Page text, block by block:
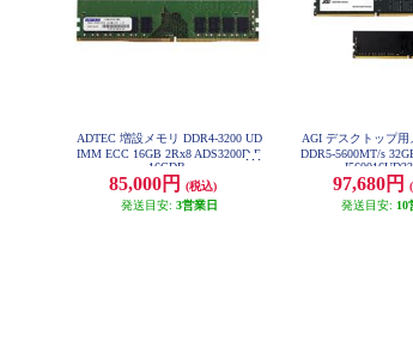
ADTEC 増設メモリ DDR4-3200 UD
IMM ECC 16GB 2Rx8 ADS3200D-E
16GDB
85,000円
(税込)
発送目安: 3営業日
AGI デスクトップ用
DDR5-5600MT/s
97,680円
発送目安: 10